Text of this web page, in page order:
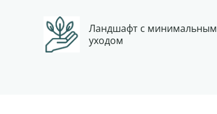
Ландшафт с минимальным
уходом